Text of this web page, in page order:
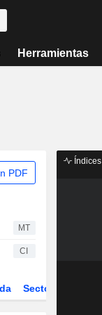
Herramientas
PDF
MT
CI
Sector
Índices